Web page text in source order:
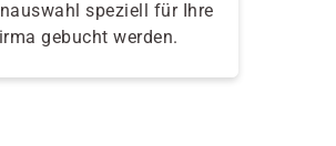
speziell für Ihre
gebucht werden.